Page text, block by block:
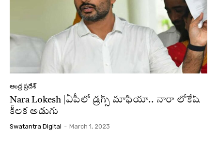
ఆంధ్ర ప్రదేశ్
Nara Lokesh |ఏపీలో డ్రగ్స్ మాఫియా.. నారా లోకేష్
కీలక అడుగు
Swatantra Digital - March 1, 2023